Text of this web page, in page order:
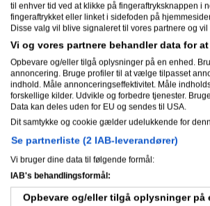
18-05-2012
Vi ved at der
har venner
Nogle har
Det kan vi
Har du
Kunden
Har det
til enhver tid ved at klikke på fingeraftryksknappen i
fingeraftrykket eller linket i sidefoden på
Disse valg vil blive signaleret til vores partnere og
Vi og vores partnere behandler data for
Opbevare og/eller tilgå oplysninger på en enhed.
annoncering. Bruge profiler til at vælge tilpasset
indhold. Måle annonceringseffektivitet. Måle
forskellige kilder. Udvikle og forbedre tjenester.
Data kan deles uden for EU og sendes til USA.
Dit samtykke og cookie gælder udelukkende for
Se partnerliste (2 IAB-leverandører)
Vi bruger dine data til følgende formål:
IAB's behandlingsformål:
Opbevare og/eller tilgå oplysninger på